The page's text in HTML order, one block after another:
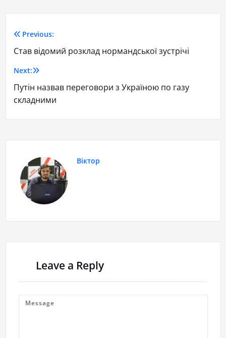
Previous:
Став відомий розклад нормандської зустрічі
Next:
Путін назвав переговори з Україною по газу
складними
Віктор
Leave a Reply